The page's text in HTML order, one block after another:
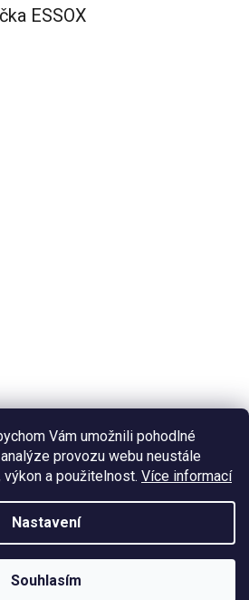
Vám umožnili pohodlné
provozu webu neustále
a použitelnost. Více informací
Nastavení
Souhlasím
ESSOX